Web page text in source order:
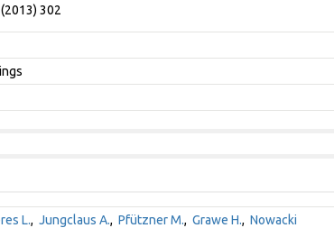
302
L., Jungclaus A., Pfützner M., Grawe H., Nowacki